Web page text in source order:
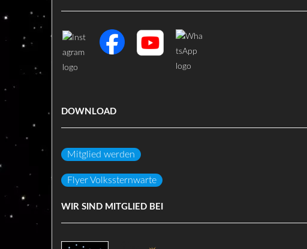
DOWNLOAD
Mitglied werden
Flyer Volkssternwarte
WIR SIND MITGLIED BEI